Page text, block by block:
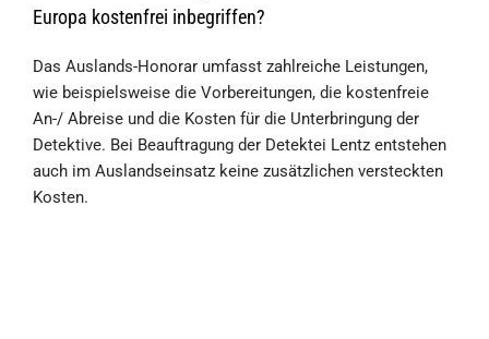
Europa kostenfrei inbegriffen?
Das Auslands-Honorar umfasst zahlreiche Leistungen,
wie beispielsweise die Vorbereitungen, die kostenfreie
An-/ Abreise und die Kosten für die Unterbringung der
Detektive. Bei Beauftragung der Detektei Lentz entstehen
auch im Auslandseinsatz keine zusätzlichen versteckten
Kosten.